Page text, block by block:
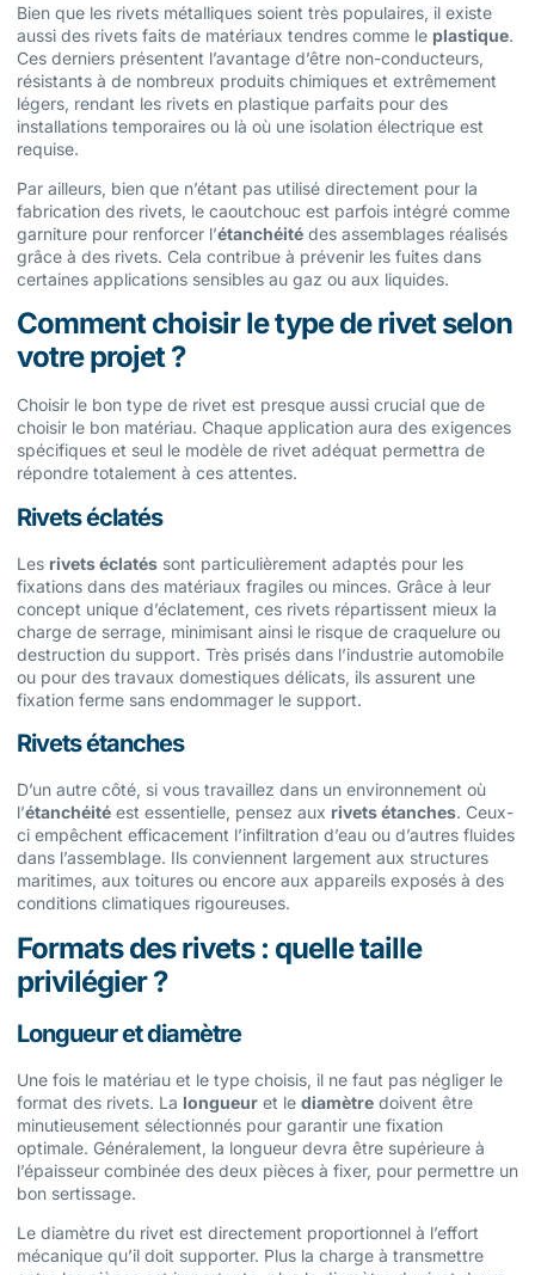
Bien que les rivets métalliques soient très populaires, il existe
aussi des rivets faits de matériaux tendres comme le plastique.
Ces derniers présentent l’avantage d’être non-conducteurs,
résistants à de nombreux produits chimiques et extrêmement
légers, rendant les rivets en plastique parfaits pour des
installations temporaires ou là où une isolation électrique est
requise.
Par ailleurs, bien que n’étant pas utilisé directement pour la
fabrication des rivets, le caoutchouc est parfois intégré comme
garniture pour renforcer l’étanchéité des assemblages réalisés
grâce à des rivets. Cela contribue à prévenir les fuites dans
certaines applications sensibles au gaz ou aux liquides.
Comment choisir le type de rivet selon
votre projet ?
Choisir le bon type de rivet est presque aussi crucial que de
choisir le bon matériau. Chaque application aura des exigences
spécifiques et seul le modèle de rivet adéquat permettra de
répondre totalement à ces attentes.
Rivets éclatés
Les rivets éclatés sont particulièrement adaptés pour les
fixations dans des matériaux fragiles ou minces. Grâce à leur
concept unique d’éclatement, ces rivets répartissent mieux la
charge de serrage, minimisant ainsi le risque de craquelure ou
destruction du support. Très prisés dans l’industrie automobile
ou pour des travaux domestiques délicats, ils assurent une
fixation ferme sans endommager le support.
Rivets étanches
D’un autre côté, si vous travaillez dans un environnement où
l’étanchéité est essentielle, pensez aux rivets étanches. Ceux-
ci empêchent efficacement l’infiltration d’eau ou d’autres fluides
dans l’assemblage. Ils conviennent largement aux structures
maritimes, aux toitures ou encore aux appareils exposés à des
conditions climatiques rigoureuses.
Formats des rivets : quelle taille
privilégier ?
Longueur et diamètre
Une fois le matériau et le type choisis, il ne faut pas négliger le
format des rivets. La longueur et le diamètre doivent être
minutieusement sélectionnés pour garantir une fixation
optimale. Généralement, la longueur devra être supérieure à
l’épaisseur combinée des deux pièces à fixer, pour permettre un
bon sertissage.
Le diamètre du rivet est directement proportionnel à l’effort
mécanique qu’il doit supporter. Plus la charge à transmettre